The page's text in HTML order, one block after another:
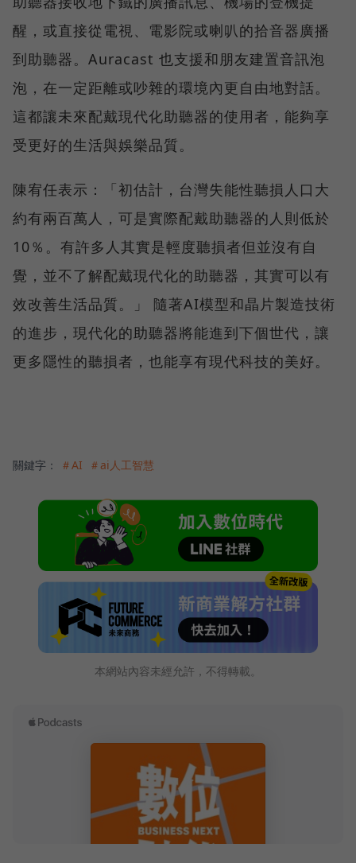
醒，或直接從電視、電影院或喇叭的拾音器廣播
到助聽器。Auracast 也支援和朋友建置音訊泡
泡，在一定距離或吵雜的環境內更自由地對話。
這都讓未來配戴現代化助聽器的使用者，能夠享
受更好的生活與娛樂品質。
陳宥任表示：「初估計，台灣失能性聽損人口大
約有兩百萬人，可是實際配戴助聽器的人則低於
10％。有許多人其實是輕度聽損者但並沒有自
覺，並不了解配戴現代化的助聽器，其實可以有
效改善生活品質。」 隨著AI模型和晶片製造技術
的進步，現代化的助聽器將能進到下個世代，讓
更多隱性的聽損者，也能享有現代科技的美好。
關鍵字： ＃AI ＃ai人工智慧
本網站內容未經允許，不得轉載。